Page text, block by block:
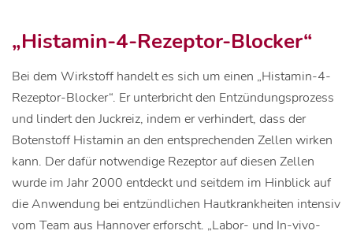
„Histamin-4-Rezeptor-Blocker“
Bei dem Wirkstoff handelt es sich um einen „Histamin-4-
Rezeptor-Blocker“. Er unterbricht den Entzündungsprozess
und lindert den Juckreiz, indem er verhindert, dass der
Botenstoff Histamin an den entsprechenden Zellen wirken
kann. Der dafür notwendige Rezeptor auf diesen Zellen
wurde im Jahr 2000 entdeckt und seitdem im Hinblick auf
die Anwendung bei entzündlichen Hautkrankheiten intensiv
vom Team aus Hannover erforscht. „Labor- und In-vivo-